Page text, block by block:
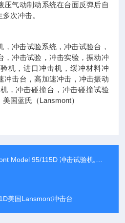
压气动制动系统在台面反弹后自
次冲击。
，冲击试验系统，冲击试验台，
，冲击试验，冲击实验，振动冲
机，进口冲击机，缓冲材料冲
冲击台，高加速冲击，冲击振动
，冲击碰撞台，冲击碰撞试验
国蓝氏（Lansmont）
击试验系统,冲击测试台,冲击实验,振动冲击试验台,强度冲击试验机,脆值冲击机,高性能冲击测试台,高加速冲击台(进口 兰斯蒙特)
美国Lansmont冲击台